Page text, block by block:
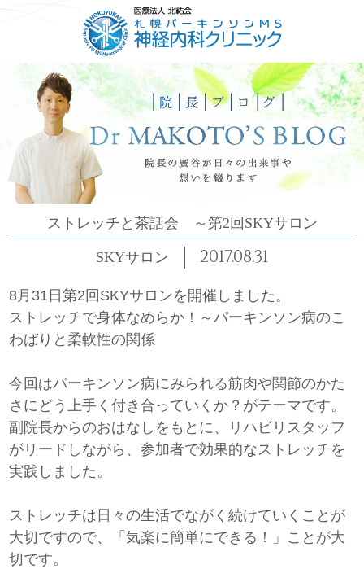
ごあいさつ コンセプト
ストレッチと茶話会 ～第2回SKYサロン
SKYサロン 2017.08.31
8月31日第2回SKYサロンを開催しました。
ストレッチで身体なめらか！～パーキンソン病のこ
わばりと柔軟性の関係
今回はパーキンソン病にみられる筋肉や関節のかた
さにどう上手く付き合っていくか？がテーマです。
副院長からのおはなしをもとに、リハビリスタッフ
がリードしながら、参加者で効果的なストレッチを
実践しました。
ストレッチは日々の生活でながく続けていくことが
大切ですので、「気楽に簡単にできる！」ことが大
切です。